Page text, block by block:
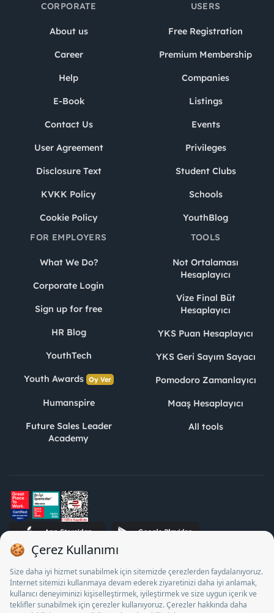
CORPORATE
About us
Career
Help
E-Book
Contact Us
User Agreement
Disclosure Text
KVKK Policy
Cookie Policy
USERS
Free Registration
Premium Membership
Companies
Listings
Events
Privileges
Student Clubs
Schools
YouthBlog
FOR EMPLOYERS
What We Do?
Corporate Login
Sign up for free
HR Blog
YouthTech
Youth Awards Oy Ver
Humanspire
Future Sales Leader
Academy
TOOLS
Not Ortalaması
Hesaplayıcı
Vize Final Büt
Hesaplayıcı
YKS Puan Hesaplayıcı
YKS Geri Sayım Sayacı
Pomodoro Zamanlayıcı
Maaş Hesaplayıcı
All tools
STJ Human Resources Informatics and Consultancy Inc. as a
Private Employment Agency to operate between 13/05/2025 -
12/05/2028, Turkey Employment Agency by 18/04/2025 date